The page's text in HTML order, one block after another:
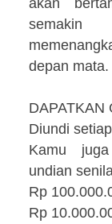
semakin
depan mata.
DAPATKAN
Diundi
Kamu
undian
Rp
Rp